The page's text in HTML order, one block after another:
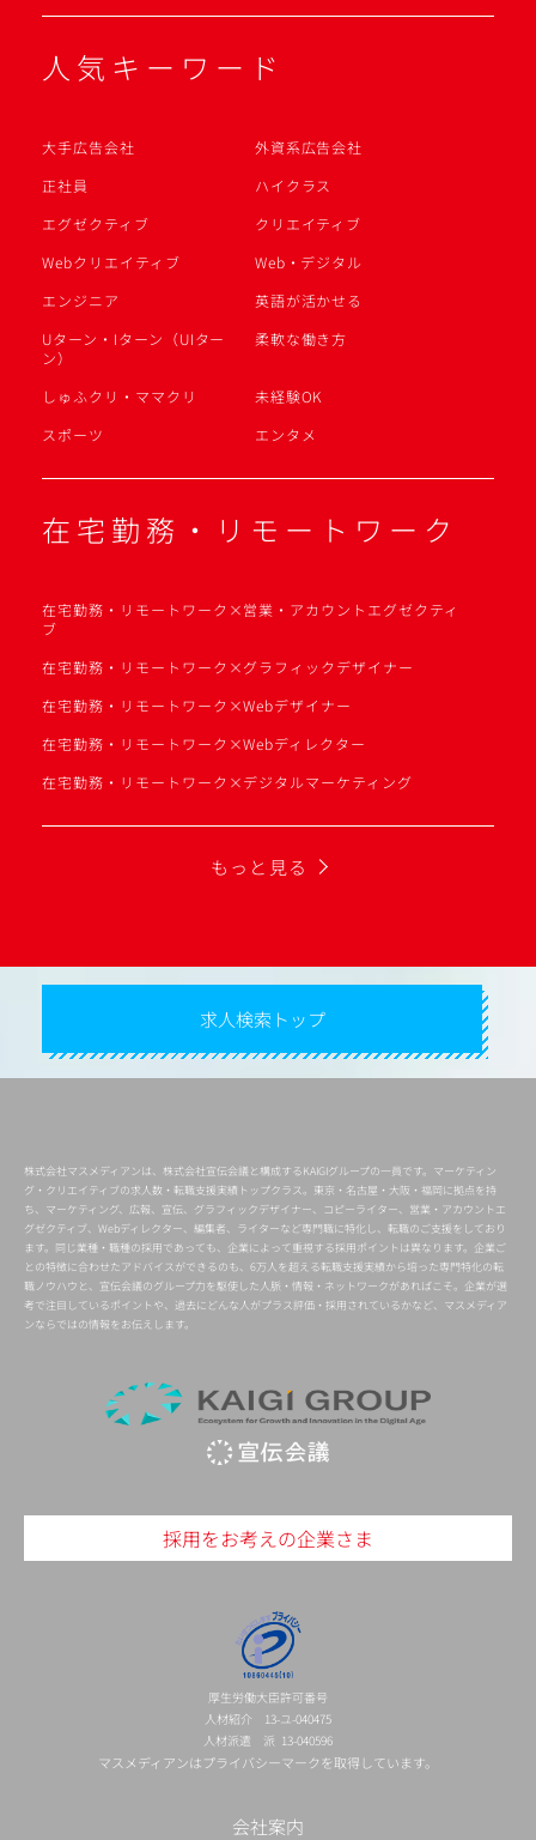
人気キーワード
大手広告会社
外資系広告会社
正社員
ハイクラス
エグゼクティブ
クリエイティブ
Webクリエイティブ
Web・デジタル
エンジニア
英語が活かせる
Uターン・Iターン（UIター
ン）
柔軟な働き方
しゅふクリ・ママクリ
未経験OK
スポーツ
エンタメ
在宅勤務・リモートワーク
在宅勤務・リモートワーク×営業・アカウントエグゼクティ
ブ
在宅勤務・リモートワーク×グラフィックデザイナー
在宅勤務・リモートワーク×Webデザイナー
在宅勤務・リモートワーク×Webディレクター
在宅勤務・リモートワーク×デジタルマーケティング
もっと見る
求人検索トップ
株式会社マスメディアンは、株式会社宣伝会議と構成するKAIGIグループの一員です。マーケティン
グ・クリエイティブの求人数・転職支援実績トップクラス。東京・名古屋・大阪・福岡に拠点を持
ち、マーケティング、広報、宣伝、グラフィックデザイナー、コピーライター、営業・アカウントエ
グゼクティブ、Webディレクター、編集者、ライターなど専門職に特化し、転職のご支援をしており
ます。同じ業種・職種の採用であっても、企業によって重視する採用ポイントは異なります。企業ご
との特徴に合わせたアドバイスができるのも、6万人を超える転職支援実績から培った専門特化の転
職ノウハウと、宣伝会議のグループ力を駆使した人脈・情報・ネットワークがあればこそ。企業が選
考で注目しているポイントや、過去にどんな人がプラス評価・採用されているかなど、マスメディア
ンならではの情報をお伝えします。
採用をお考えの企業さま
厚生労働大臣許可番号
人材紹介 13-ユ-040475
人材派遣 派 13-040596
マスメディアンはプライバシーマークを取得しています。
会社案内